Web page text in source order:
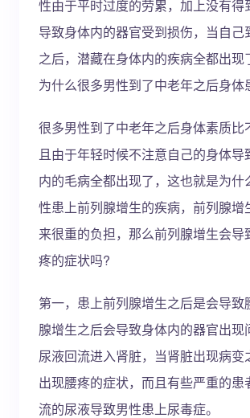
性由于平时过度的劳累，加上没有得
导致身体内的器官受到损伤，当自己
之后，潜藏在身体内的疾病全都出现
为什么很多男性到了中老年之后身体
很多男性到了中老年之后身体素质比
且由于年轻时候不注意自己的身体导
内的毛病全都出现了，这也就是为什
性患上前列腺增生的疾病，前列腺增
来很重的负担，那么前列腺增生会导
疼的症状吗?
第一，患上前列腺增生之后是会导致
腺增生之后会导致身体内的器官出现
尿液回流进入肾脏，当肾脏出现病变
出现腰疼的症状，而且有些严重的患
流的尿液导致男性患上尿毒症。